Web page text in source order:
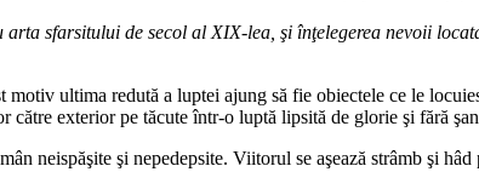
sfarsitului de secol al XIX-lea, şi înţelegerea nevoii
ultima redută a luptei ajung să fie obiectele ce le
exterior pe tăcute într-o luptă lipsită de glorie şi fără
neispăşite şi nepedepsite. Viitorul se aşează strâmb şi